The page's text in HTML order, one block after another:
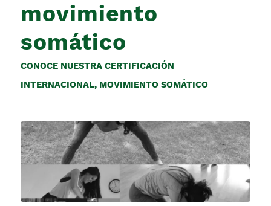
movimiento
somático
CONOCE NUESTRA CERTIFICACIÓN
INTERNACIONAL, MOVIMIENTO SOMÁTICO